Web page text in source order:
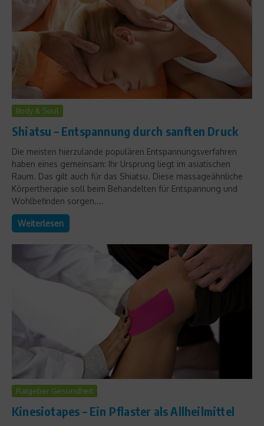
Body & Soul
Shiatsu – Entspannung durch sanften Druck
Die meisten hierzulande populären Entspannungsverfahren
haben eines gemeinsam: Ihr Ursprung liegt im asiatischen
Raum. Das gilt auch für das Shiatsu. Diese massageähnliche
Körpertherapie soll beim Behandelten für Entspannung und
Wohlbefinden sorgen....
Weiterlesen
Ratgeber Gesundheit
Kinesiotapes – Ein Pflaster als Allheilmittel